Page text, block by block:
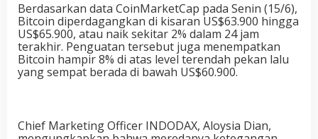
Berdasarkan data CoinMarketCap pada Senin (15/6),
Bitcoin diperdagangkan di kisaran US$63.900 hingga
US$65.900, atau naik sekitar 2% dalam 24 jam
terakhir. Penguatan tersebut juga menempatkan
Bitcoin hampir 8% di atas level terendah pekan lalu
yang sempat berada di bawah US$60.900.
Chief Marketing Officer INDODAX, Aloysia Dian,